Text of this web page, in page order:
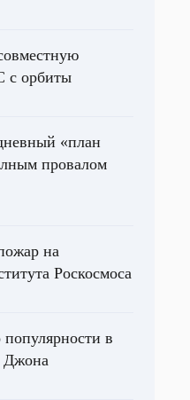
с орбиты
«план
провалом
на
Роскосмоса
в
Джона